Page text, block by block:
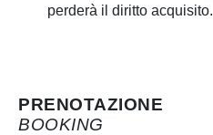
perderà il diritto acquisito.
PRENOTAZIONE
BOOKING